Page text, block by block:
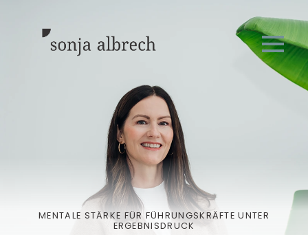
MENTALE STÄRKE FÜR FÜHRUNGSKRÄFTE UNTER
ERGEBNISDRUCK